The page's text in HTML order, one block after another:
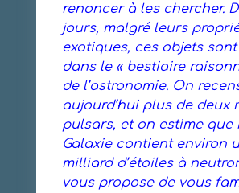
renoncer à les chercher.
jours, malgré leurs
exotiques, ces objets
dans le « bestiaire
de l’astronomie. On
aujourd’hui plus de deux
pulsars, et on estime que
Galaxie contient environ
milliard d’étoiles à
vous propose de vous